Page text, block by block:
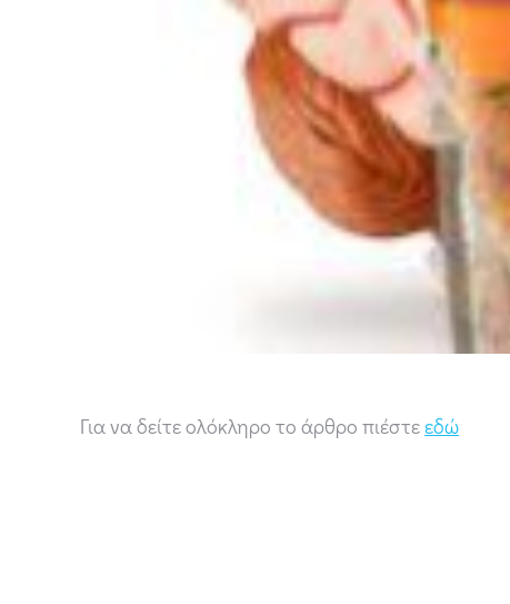
Για να δείτε ολόκληρο το άρθρο πιέστεεδώ